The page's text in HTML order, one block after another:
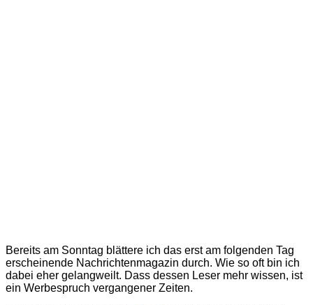
Bereits am Sonntag blättere ich das erst am folgenden Tag
erscheinende Nachrichtenmagazin durch. Wie so oft bin ich
dabei eher gelangweilt. Dass dessen Leser mehr wissen, ist
ein Werbespruch vergangener Zeiten.